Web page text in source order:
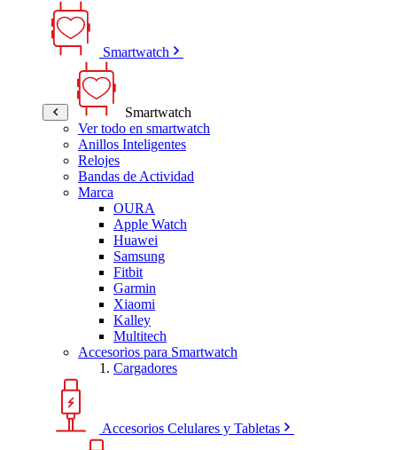
Smartwatch
Smartwatch
Ver todo en smartwatch
Anillos Inteligentes
Relojes
Bandas de Actividad
Marca
OURA
Apple Watch
Huawei
Samsung
Fitbit
Garmin
Xiaomi
Kalley
Multitech
Accesorios para Smartwatch
Cargadores
Accesorios Celulares y Tabletas